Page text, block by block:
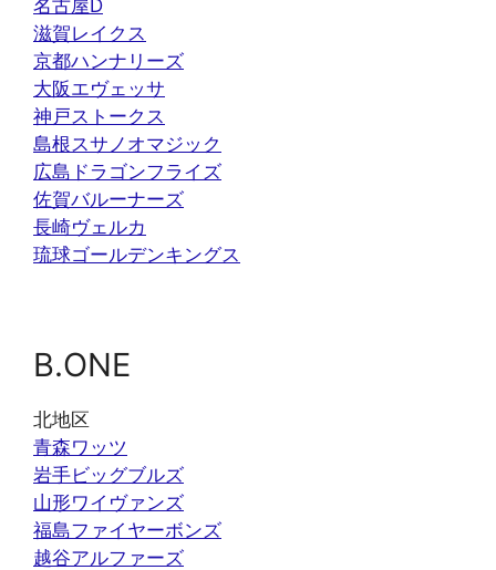
名古屋D
滋賀レイクス
京都ハンナリーズ
大阪エヴェッサ
神戸ストークス
島根スサノオマジック
広島ドラゴンフライズ
佐賀バルーナーズ
長崎ヴェルカ
琉球ゴールデンキングス
B.ONE
北地区
青森ワッツ
岩手ビッグブルズ
山形ワイヴァンズ
福島ファイヤーボンズ
越谷アルファーズ